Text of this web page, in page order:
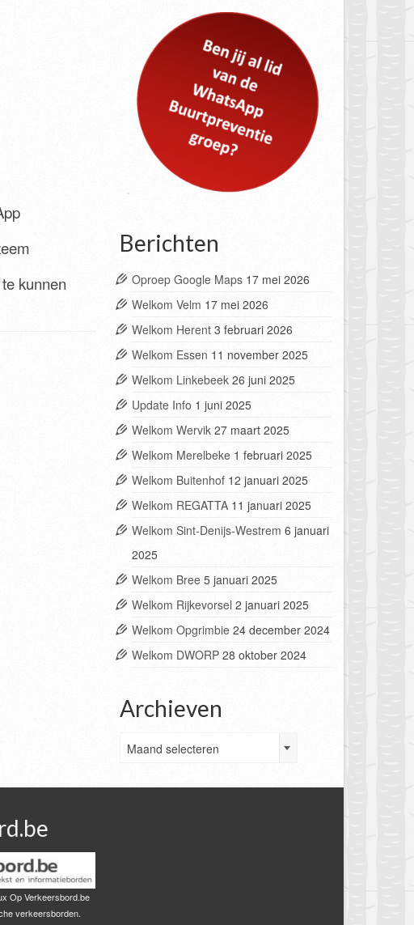
kunnen
Berichten
Oproep Google Maps 17 mei 2026
Welkom Velm 17 mei 2026
Welkom Herent 3 februari 2026
Welkom Essen 11 november 2025
Welkom Linkebeek 26 juni 2025
Update Info 1 juni 2025
Welkom Wervik 27 maart 2025
Welkom Merelbeke 1 februari 2025
Welkom Buitenhof 12 januari 2025
Welkom REGATTA 11 januari 2025
Welkom Sint-Denijs-Westrem 6 januari
2025
Welkom Bree 5 januari 2025
Welkom Rijkevorsel 2 januari 2025
Welkom Opgrimbie 24 december 2024
Welkom DWORP 28 oktober 2024
Archieven
Maand selecteren
Op Verkeersbord.be
verkeersborden.